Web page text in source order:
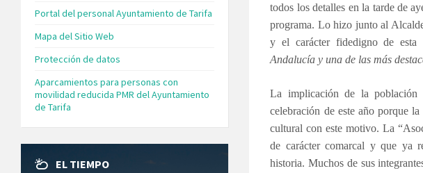
todos los detalles en la tarde de
programa. Lo hizo junto al
y el carácter fidedigno de esta
Andalucía y una de las más
La implicación de la población
celebración de este año porque
cultural con este motivo. La
de carácter comarcal y que ya
historia. Muchos de sus
Portal del personal Ayuntamiento de Tarifa
Mapa del Sitio Web
Protección de datos
Aparcamientos para personas con
movilidad reducida PMR del Ayuntamiento
de Tarifa
EL TIEMPO